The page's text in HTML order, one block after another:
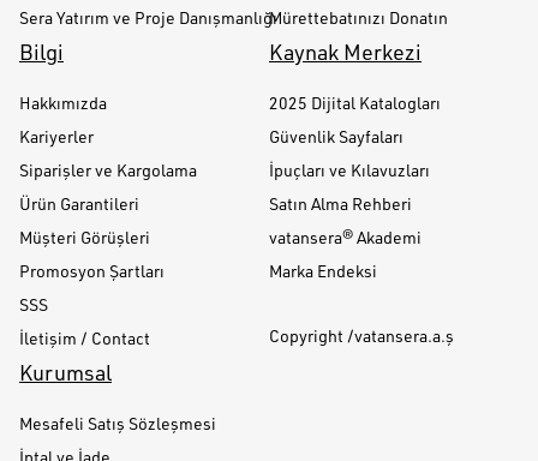
Sera Yatırım ve Proje DanışmanlığıMürettebatınızı Donatın
Bilgi
Hakkımızda
Kariyerler
Siparişler ve Kargolama
Ürün Garantileri
Müşteri Görüşleri
Promosyon Şartları
SSS
İletişim / Contact
Kaynak Merkezi
2025 Dijital Katalogları
Güvenlik Sayfaları
İpuçları ve Kılavuzları
Satın Alma Rehberi
vatansera® Akademi
Marka Endeksi
Copyright /vatansera.a.ş
Kurumsal
Mesafeli Satış Sözleşmesi
İptal ve İade